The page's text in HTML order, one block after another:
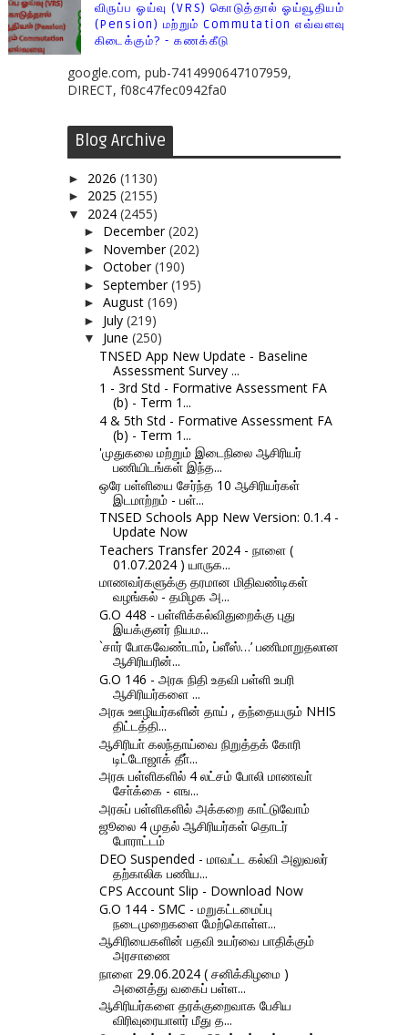
விருப்ப ஓய்வு (VRS) கொடுத்தால் ஓய்வூதியம்
(Pension) மற்றும் Commutation எவ்வளவு
கிடைக்கும்? - கணக்கீடு
google.com, pub-7414990647107959,
DIRECT, f08c47fec0942fa0
Blog Archive
► 2026 (1130)
► 2025 (2155)
▼ 2024 (2455)
► December(202)
► November(202)
► October(190)
► September(195)
► August (169)
► July (219)
▼ June (250)
TNSED App New Update - Baseline
Assessment Survey ...
1 - 3rd Std - Formative Assessment FA
(b) - Term 1...
4 & 5th Std - Formative Assessment FA
(b) - Term 1...
'முதுகலை மற்றும் இடைநிலை ஆசிரியர்
பணியிடங்கள் இந்த...
ஒரே பள்ளியை சேர்ந்த 10 ஆசிரியர்கள்
இடமாற்றம் - பள்...
TNSED Schools App New Version: 0.1.4 -
Update Now
Teachers Transfer 2024 - நாளை (
01.07.2024 ) யாருக...
மாணவர்களுக்கு தரமான மிதிவண்டிகள்
வழங்கல் - தமிழக அ...
G.O 448 - பள்ளிக்கல்விதுறைக்கு புது
இயக்குனர் நியம...
`சார் போகவேண்டாம், ப்ளீஸ்…’ பணிமாறுதலான
ஆசிரியரின்...
G.O 146 - அரசு நிதி உதவி பள்ளி உபரி
ஆசிரியர்களை ...
அரசு ஊழியர்களின் தாய் , தந்தையரும் NHIS
திட்டத்தி...
ஆசிரியா் கலந்தாய்வை நிறுத்தக் கோரி
டிட்டோஜாக் தீா்...
அரசு பள்ளிகளில் 4 லட்சம் போலி மாணவா்
சோ்க்கை - எங...
அரசுப் பள்ளிகளில் அக்கறை காட்டுவோம்
ஜூலை 4 முதல் ஆசிரியர்கள் தொடர்
போராட்டம்
DEO Suspended - மாவட்ட கல்வி அலுவலர்
தற்காலிக பணிய...
CPS Account Slip - Download Now
G.O 144 - SMC - மறுகட்டமைப்பு
நடைமுறைகளை மேற்கொள்ள...
ஆசிரியைகளின் பதவி உயர்வை பாதிக்கும்
அரசாணை
நாளை 29.06.2024 ( சனிக்கிழமை )
அனைத்து வகைப் பள்ள...
ஆசிரியர்களை தரக்குறைவாக பேசிய
விரிவுரையாளர் மீது த...